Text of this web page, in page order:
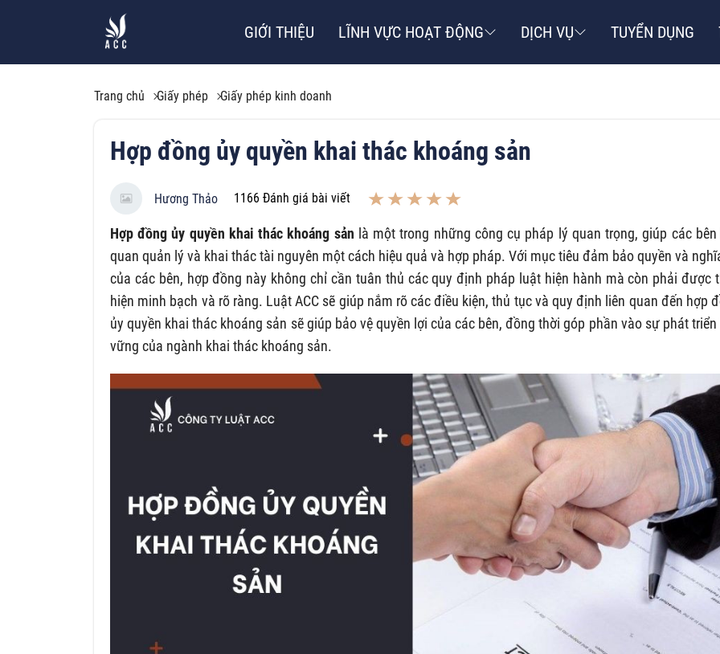
GIỚI THIỆU LĨNH VỰC HOẠT ĐỘNG DỊCH VỤ TUYỂN DỤNG
Trang chủ Giấy phép Giấy phép kinh doanh
Hợp đồng ủy quyền khai thác khoáng sản
Hương Thảo 1166 Đánh giá bài viết
Hợp đồng ủy quyền khai thác khoáng sản là một trong những công cụ pháp lý quan trọng, giúp các bên
quan quản lý và khai thác tài nguyên một cách hiệu quả và hợp pháp. Với mục tiêu đảm bảo quyền và
của các bên, hợp đồng này không chỉ cần tuân thủ các quy định pháp luật hiện hành mà còn phải được
hiện minh bạch và rõ ràng. Luật ACC sẽ giúp nắm rõ các điều kiện, thủ tục và quy định liên quan đến hợp
ủy quyền khai thác khoáng sản sẽ giúp bảo vệ quyền lợi của các bên, đồng thời góp phần vào sự phát triển
vững của ngành khai thác khoáng sản.